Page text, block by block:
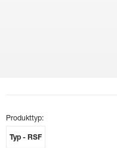
Produkttyp:
Typ - RSF